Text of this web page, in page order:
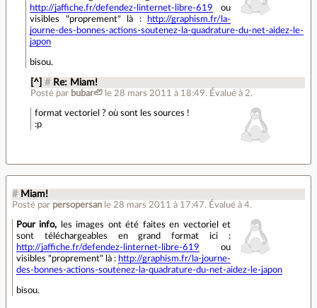
http://jaffiche.fr/defendez-linternet-libre-619 ou
visibles "proprement" là :
http://graphism.fr/la-
journe-des-bonnes-actions-soutenez-la-quadrature-du-net-aidez-le-
japon
bisou.
[^] # Re: Miam!
Posté par bubar🦥 le 28 mars 2011 à 18:49. Évalué à 2.
format vectoriel ? où sont les sources !
:p
# Miam!
Posté par persopersan le 28 mars 2011 à 17:47. Évalué à 4.
Pour info, les images ont été faites en vectoriel et
sont téléchargeables en grand format ici :
http://jaffiche.fr/defendez-linternet-libre-619 ou
visibles "proprement" là : http://graphism.fr/la-journe-
des-bonnes-actions-soutenez-la-quadrature-du-net-aidez-le-japon
bisou.